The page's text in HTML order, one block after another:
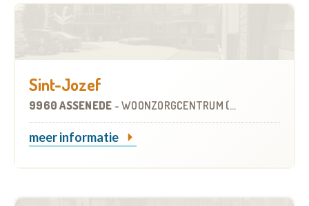
Sint-Jozef
9960 ASSENEDE - WOONZORGCENTRUM (WZC)
meer informatie